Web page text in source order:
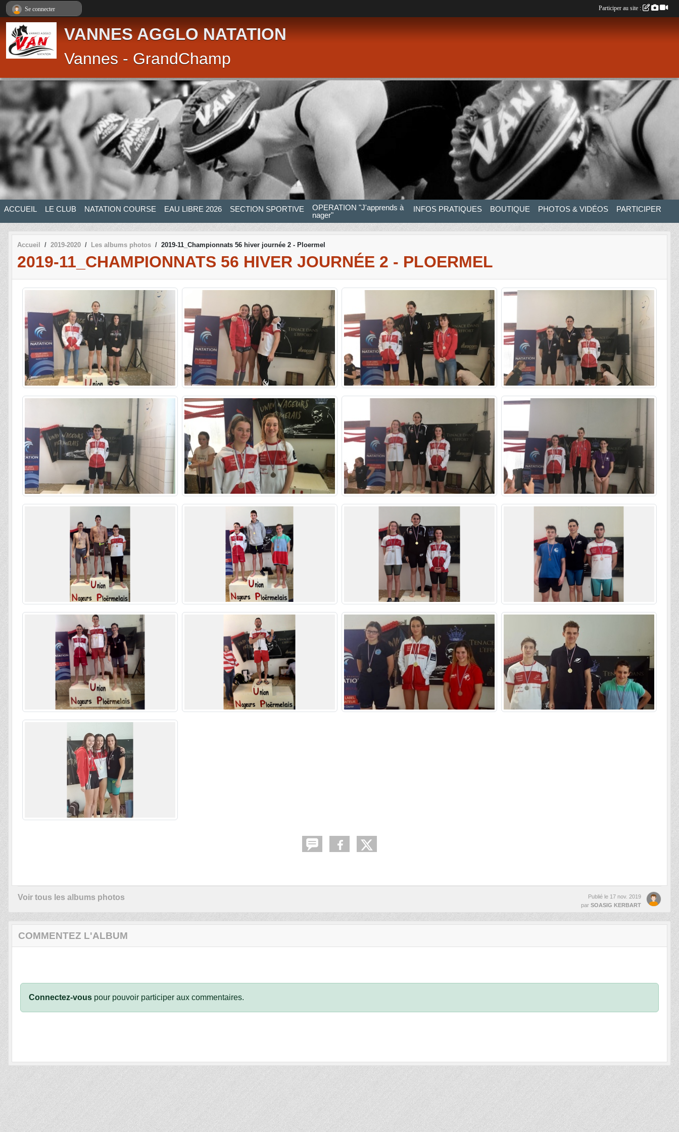
VANNES AGGLO NATATION
Vannes - GrandChamp
ACCUEIL LE CLUB NATATION COURSE EAU LIBRE 2026 SECTION SPORTIVE
OPERATION "J'apprends à
nager"
INFOS PRATIQUES BOUTIQUE PHOTOS & VIDÉOS PARTICIPER
Accueil 2019-2020 Les albums photos 2019-11_Championnats 56 hiver journée 2 - Ploermel
2019-11_CHAMPIONNATS 56 HIVER JOURNÉE 2 - PLOERMEL
Voir tous les albums photos Publié le 17 nov. 2019
par SOASIG KERBART
COMMENTEZ L'ALBUM
Connectez-vous pour pouvoir participer aux commentaires.
Se connecter Participer au site :
Panneau de gestion des cookies